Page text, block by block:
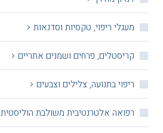
מעגלי ריפוי, טקסיות וסדנאות
קריסטלים, פרחים ושמנים אתריים
ריפוי בתנועה, צלילים וצבעים
רפואה אלטרנטיבית משולבת הוליסטית